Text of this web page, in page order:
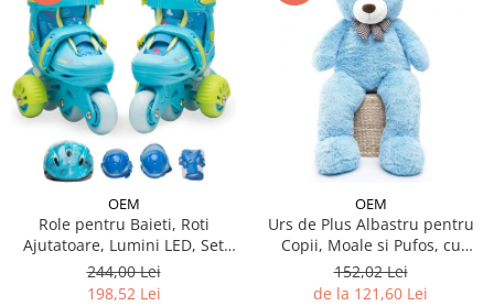
OEM
Role pentru Baieti, Roti
Ajutatoare, Lumini LED, Set
Protectie
244,00 Lei
198,52 Lei
OEM
Urs de Plus Albastru pentru
Copii, Moale si Pufos, cu
Fundita
152,02 Lei
de la 121,60 Lei